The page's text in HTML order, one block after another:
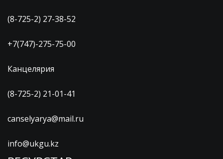
(8-725-2) 27-38-52
+7(747)-275-75-00
Канцелярия
(8-725-2) 21-01-41
canselyarya@mail.ru
info@ukgu.kz